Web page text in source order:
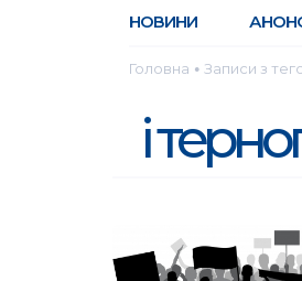
НОВИНИ
Головна ● Записи з
і